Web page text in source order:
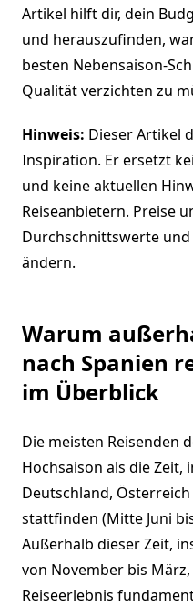
Artikel hilft dir, dein
und herauszufinden,
besten Nebensaison-
Qualität verzichten zu
Hinweis: Dieser Artikel
Inspiration. Er ersetzt
und keine aktuellen
Reiseanbietern. Preise
Durchschnittswerte
ändern.
Warum
nach Spanien
im Überblick
Die meisten Reisenden
Hochsaison als die Zeit,
Deutschland,
stattfinden (Mitte Juni
Außerhalb dieser Zeit,
von November bis
Reiseerlebnis